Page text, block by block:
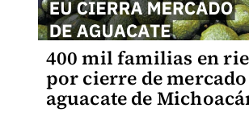
400 mil familias en
por cierre de
aguacate de